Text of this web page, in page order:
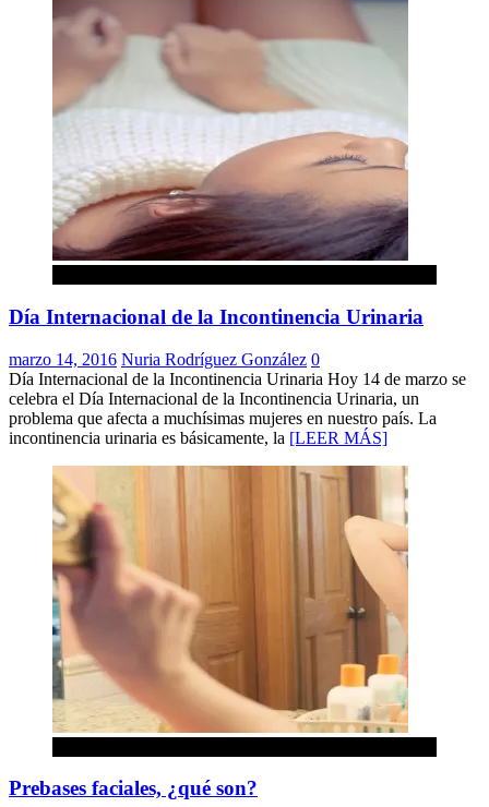
Día Internacional de la Incontinencia Urinaria
marzo 14, 2016 Nuria Rodríguez González 0
Día Internacional de la Incontinencia Urinaria Hoy 14 de marzo se
celebra el Día Internacional de la Incontinencia Urinaria, un
problema que afecta a muchísimas mujeres en nuestro país. La
incontinencia urinaria es básicamente, la [LEER MÁS]
Prebases faciales, ¿qué son?